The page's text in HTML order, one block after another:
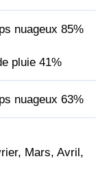
nuageux 85%
pluie 41%
nuageux 63%
Mars, Avril,